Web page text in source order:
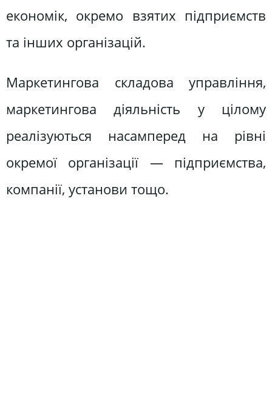
економік, окремо взятих підприємств
та інших організацій.
Маркетингова складова управління,
маркетингова діяльність у цілому
реалізуються насамперед на рівні
окремої організації — підприємства,
компанії, установи тощо.